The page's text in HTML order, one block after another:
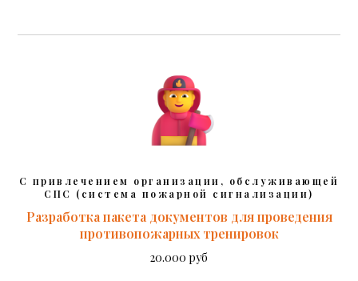
С привлечением организации, обслуживающей
СПС (система пожарной сигнализации)
Разработка пакета документов для проведения
противопожарных тренировок
20.000 руб